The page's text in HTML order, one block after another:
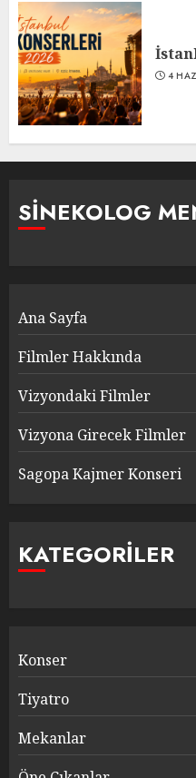
4
SINEKOLOG
Ana Sayfa
Filmler Hakkında
Vizyondaki Filmler
Vizyona Girecek Filmler
Sagopa Kajmer Konseri
KATEGORILER
Konser
Tiyatro
Mekanlar